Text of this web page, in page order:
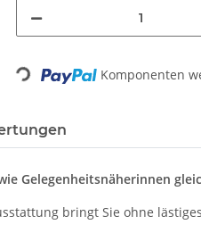
Loading... Komponenten
Gelegenheitsnäherinnen
bringt Sie ohne